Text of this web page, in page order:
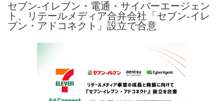
セブン‐イレブン・電通・サイバーエージェン
ト、リテールメディア合弁会社「セブン‐イレ
ブン・アドコネクト」設立で合意